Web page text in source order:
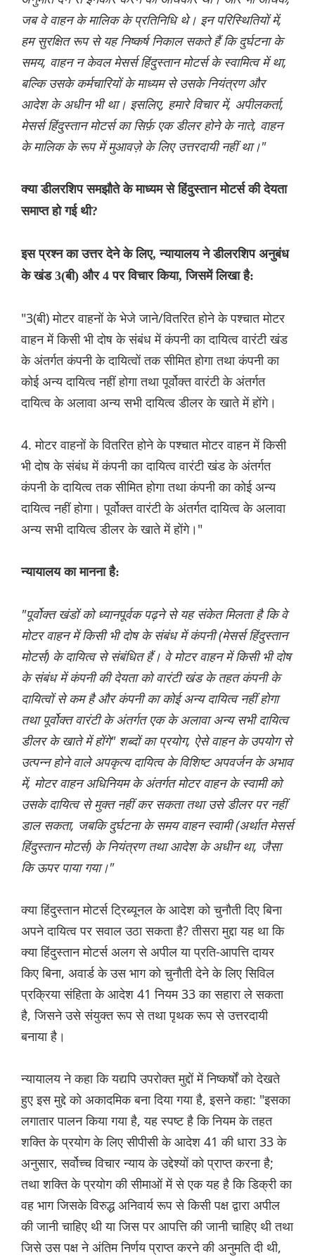
जब वे वाहन के मालिक के प्रतिनिधि थे। इन परिस्थितियों में,
हम सुरक्षित रूप से यह निष्कर्ष निकाल सकते हैं कि दुर्घटना के
समय, वाहन न केवल मेसर्स हिंदुस्तान मोटर्स के स्वामित्व में था,
बल्कि उसके कर्मचारियों के माध्यम से उसके नियंत्रण और
आदेश के अधीन भी था। इसलिए, हमारे विचार में, अपीलकर्ता,
मेसर्स हिंदुस्तान मोटर्स का सिर्फ़ एक डीलर होने के नाते, वाहन
के मालिक के रूप में मुआवज़े के लिए उत्तरदायी नहीं था।"
क्या डीलरशिप समझौते के माध्यम से हिंदुस्तान मोटर्स की देयता
समाप्त हो गई थी?
इस प्रश्न का उत्तर देने के लिए, न्यायालय ने डीलरशिप अनुबंध
के खंड 3(बी) और 4 पर विचार किया, जिसमें लिखा है:
"3(बी) मोटर वाहनों के भेजे जाने/वितरित होने के पश्चात मोटर
वाहन में किसी भी दोष के संबंध में कंपनी का दायित्व वारंटी खंड
के अंतर्गत कंपनी के दायित्वों तक सीमित होगा तथा कंपनी का
कोई अन्य दायित्व नहीं होगा तथा पूर्वोक्त वारंटी के अंतर्गत
दायित्व के अलावा अन्य सभी दायित्व डीलर के खाते में होंगे।
4. मोटर वाहनों के वितरित होने के पश्चात मोटर वाहन में किसी
भी दोष के संबंध में कंपनी का दायित्व वारंटी खंड के अंतर्गत
कंपनी के दायित्व तक सीमित होगा तथा कंपनी का कोई अन्य
दायित्व नहीं होगा। पूर्वोक्त वारंटी के अंतर्गत दायित्व के अलावा
अन्य सभी दायित्व डीलर के खाते में होंगे।"
न्यायालय का मानना ​​है:
"पूर्वोक्त खंडों को ध्यानपूर्वक पढ़ने से यह संकेत मिलता है कि वे
मोटर वाहन में किसी भी दोष के संबंध में कंपनी (मेसर्स हिंदुस्तान
मोटर्स) के दायित्व से संबंधित हैं। वे मोटर वाहन में किसी भी दोष
के संबंध में कंपनी की देयता को वारंटी खंड के तहत कंपनी के
दायित्वों से कम है और कंपनी का कोई अन्य दायित्व नहीं होगा
तथा पूर्वोक्त वारंटी के अंतर्गत एक के अलावा अन्य सभी दायित्व
डीलर के खाते में होंगे" शब्दों का प्रयोग, ऐसे वाहन के उपयोग से
उत्पन्न होने वाले अपकृत्य दायित्व के विशिष्ट अपवर्जन के अभाव
में, मोटर वाहन अधिनियम के अंतर्गत मोटर वाहन के स्वामी को
उसके दायित्व से मुक्त नहीं कर सकता तथा उसे डीलर पर नहीं
डाल सकता, जबकि दुर्घटना के समय वाहन स्वामी (अर्थात मेसर्स
हिंदुस्तान मोटर्स) के नियंत्रण तथा आदेश के अधीन था, जैसा
कि ऊपर पाया गया।"
क्या हिंदुस्तान मोटर्स ट्रिब्यूनल के आदेश को चुनौती दिए बिना
अपने दायित्व पर सवाल उठा सकता है? तीसरा मुद्दा यह था कि
क्या हिंदुस्तान मोटर्स अलग से अपील या प्रति-आपत्ति दायर
किए बिना, अवार्ड के उस भाग को चुनौती देने के लिए सिविल
प्रक्रिया संहिता के आदेश 41 नियम 33 का सहारा ले सकता
है, जिसने उसे संयुक्त रूप से तथा पृथक रूप से उत्तरदायी
बनाया है।
न्यायालय ने कहा कि यद्यपि उपरोक्त मुद्दों में निष्कर्षों को देखते
हुए इस मुद्दे को अकादमिक बना दिया गया है, इसने कहा: "इसका
लगातार पालन किया गया है, यह स्पष्ट है कि नियम के तहत
शक्ति के प्रयोग के लिए सीपीसी के आदेश 41 की धारा 33 के
अनुसार, सर्वोच्च विचार न्याय के उद्देश्यों को प्राप्त करना है;
तथा शक्ति के प्रयोग की सीमाओं में से एक यह है कि डिक्री का
वह भाग जिसके विरुद्ध अनिवार्य रूप से किसी पक्ष द्वारा अपील
की जानी चाहिए थी या जिस पर आपत्ति की जानी चाहिए थी तथा
जिसे उस पक्ष ने अंतिम निर्णय प्राप्त करने की अनुमति दी थी,